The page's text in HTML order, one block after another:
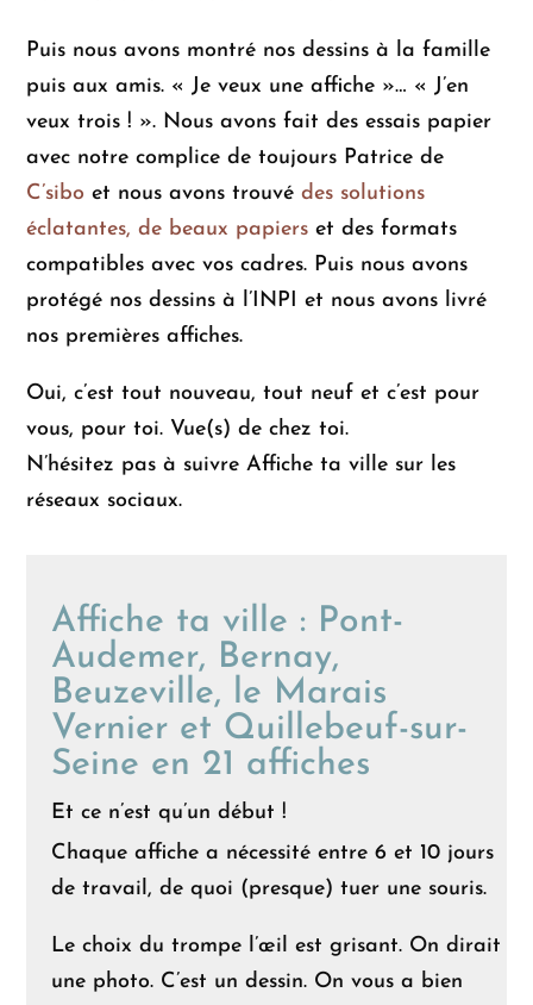
Puis nous avons montré nos dessins à la famille
puis aux amis. « Je veux une affiche »… « J’en
veux trois ! ». Nous avons fait des essais papier
avec notre complice de toujours Patrice de
C’sibo et nous avons trouvédes solutions
éclatantes, de beaux papiers et des formats
compatibles avec vos cadres. Puis nous avons
protégé nos dessins à l’INPI et nous avons livré
nos premières affiches.
Oui, c’est tout nouveau, tout neuf et c’est pour
vous, pour toi. Vue(s) de chez toi.
N’hésitez pas à suivre Affiche ta ville sur les
réseaux sociaux.
Affiche ta ville : Pont-
Audemer, Bernay,
Beuzeville, le Marais
Vernier et Quillebeuf-sur-
Seine en 21 affiches
Et ce n’est qu’un début !
Chaque affiche a nécessité entre 6 et 10 jours
de travail, de quoi (presque) tuer une souris.
Le choix du trompe l’œil est grisant. On dirait
une photo. C’est un dessin. On vous a bien